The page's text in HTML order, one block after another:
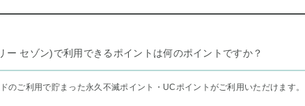
ー セゾン)で利用できるポイントは何のポイントですか？
のご利用で貯まった永久不滅ポイント・UCポイントがご利用いただけます。